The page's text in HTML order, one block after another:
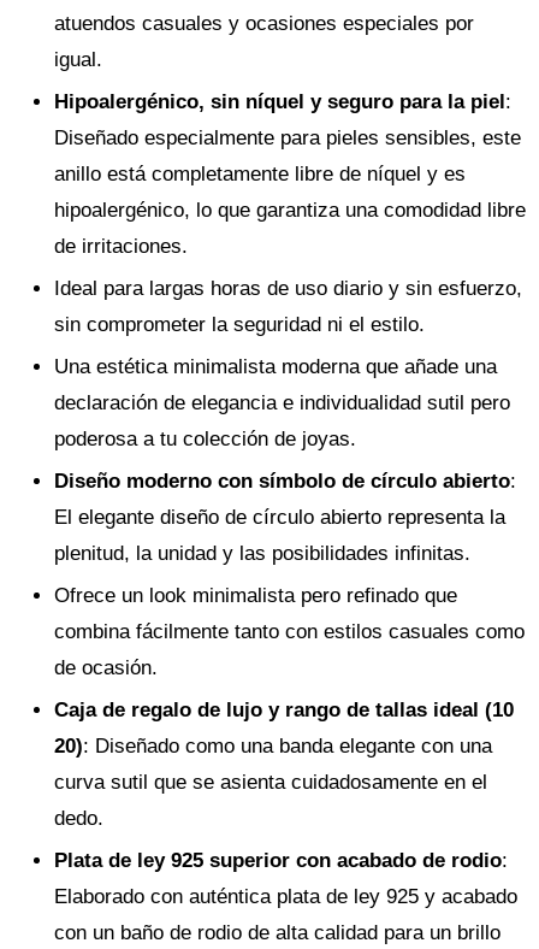
atuendos casuales y ocasiones especiales por
igual.
Hipoalergénico, sin níquel y seguro para la piel:
Diseñado especialmente para pieles sensibles, este
anillo está completamente libre de níquel y es
hipoalergénico, lo que garantiza una comodidad libre
de irritaciones.
Ideal para largas horas de uso diario y sin esfuerzo,
sin comprometer la seguridad ni el estilo.
Una estética minimalista moderna que añade una
declaración de elegancia e individualidad sutil pero
poderosa a tu colección de joyas.
Diseño moderno con símbolo de círculo abierto:
El elegante diseño de círculo abierto representa la
plenitud, la unidad y las posibilidades infinitas.
Ofrece un look minimalista pero refinado que
combina fácilmente tanto con estilos casuales como
de ocasión.
Caja de regalo de lujo y rango de tallas ideal (10
20): Diseñado como una banda elegante con una
curva sutil que se asienta cuidadosamente en el
dedo.
Plata de ley 925 superior con acabado de rodio:
Elaborado con auténtica plata de ley 925 y acabado
con un baño de rodio de alta calidad para un brillo